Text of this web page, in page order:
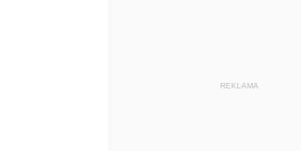
REKLAMA